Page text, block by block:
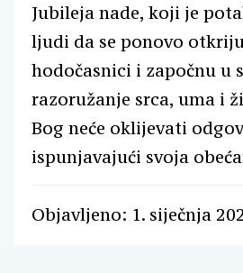
Jubileja nade, koji je
ljudi da se ponovo
hodočasnici i započnu u
razoružanje srca, uma i
Bog neće oklijevati
ispunjavajući svoja
Objavljeno: 1. siječnja